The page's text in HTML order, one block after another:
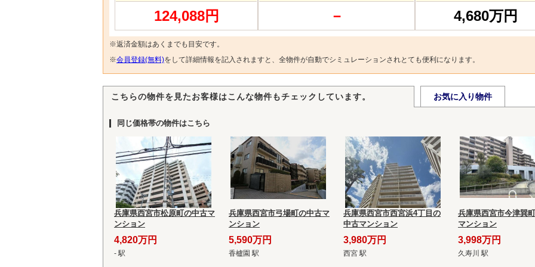
124,088円 － 4,680万円
※返済金額はあくまでも目安です。
※会員登録(無料)をして詳細情報を記入されますと、全物件が自動でシミュレーションされとても便利になります。
こちらの物件を見たお客様はこんな物件もチェックしています。 お気に入り物件
同じ価格帯の物件はこちら
兵庫県西宮市松原町の中古マ
ンション
4,820万円
- 駅
兵庫県西宮市弓場町の中古マ
ンション
5,590万円
香櫨園 駅
兵庫県西宮市西宮浜4丁目の
中古マンション
3,980万円
西宮 駅
兵庫県西宮市今津巽
マンション
3,998万円
久寿川 駅